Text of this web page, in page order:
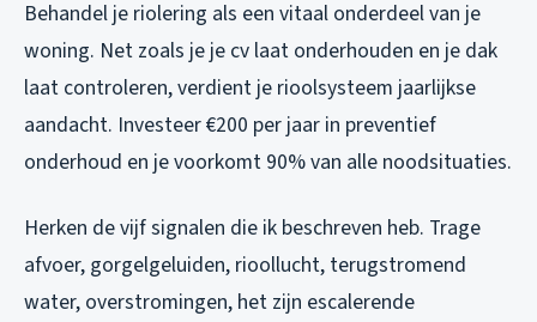
Behandel je riolering als een vitaal onderdeel van je
woning. Net zoals je je cv laat onderhouden en je dak
laat controleren, verdient je rioolsysteem jaarlijkse
aandacht. Investeer €200 per jaar in preventief
onderhoud en je voorkomt 90% van alle noodsituaties.
Herken de vijf signalen die ik beschreven heb. Trage
afvoer, gorgelgeluiden, rioollucht, terugstromend
water, overstromingen, het zijn escalerende